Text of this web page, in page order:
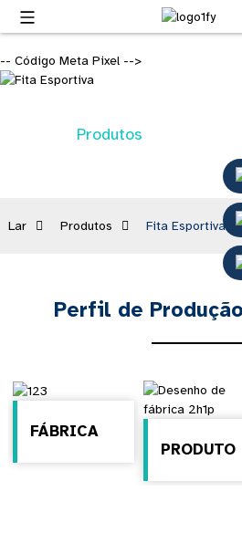
-- Código Meta Pixel -->
Produtos
Lar Produtos Fita Esportiva
Perfil de
FÁBRICA
PRODUTO